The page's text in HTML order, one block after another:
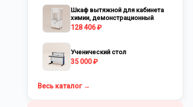
Шкаф вытяжной для кабинета
химии, демонстрационный
128 406 ₽
Ученический стол
35 000 ₽
Весь каталог →